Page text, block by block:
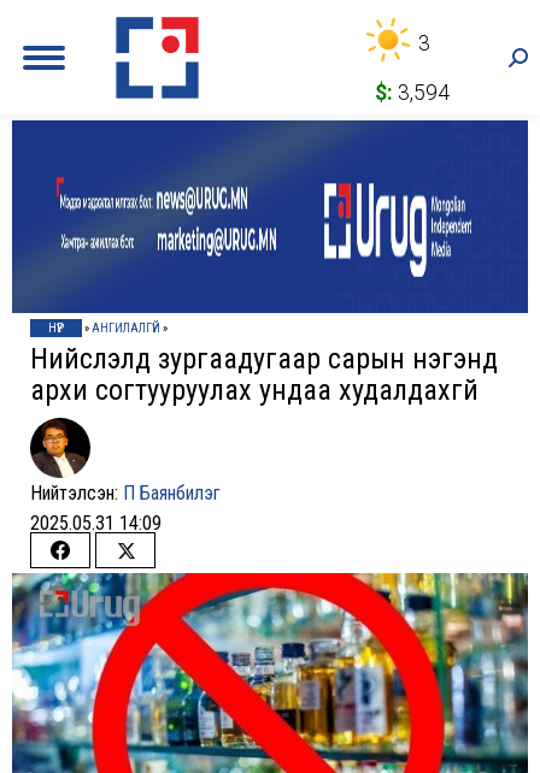
3
$: 3,594
НҮҮР » АНГИЛАЛГҮЙ »
Нийслэлд зургаадугаар сарын нэгэнд
архи согтууруулах ундаа худалдахгүй
Нийтэлсэн: П Баянбилэг
2025.05.31 14:09
Share
on
Facebook
Share
on
Twitter